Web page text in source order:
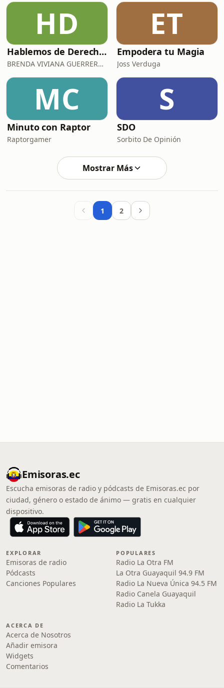
HD
Hablemos de Derecho Penal y Procesal Penal Brenda Guerrero Vela
BRENDA VIVIANA GUERRERO VELA
ET
Empodera tu Magia
Joss Verduga
MC
Minuto con Raptor
Raptorgamer
S
SDO
Sorbito De Opinión
Mostrar Más
1 2
Emisoras.ec
Escucha emisoras de radio y pódcasts de Emisoras.ec por
ciudad, género o estado de ánimo — gratis en cualquier
dispositivo.
EXPLORAR
Emisoras de radio
Pódcasts
Canciones Populares
POPULARES
Radio La Otra FM
La Otra Guayaquil 94.9 FM
Radio La Nueva Única 94.5 FM
Radio Canela Guayaquil
Radio La Tukka
ACERCA DE
Acerca de Nosotros
Añadir emisora
Widgets
Comentarios